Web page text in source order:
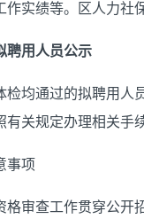
作实绩等。区人力社
聘用人员公示
检均通过的拟聘用人
有关规定办理相关手
事项
格审查工作贯穿公开